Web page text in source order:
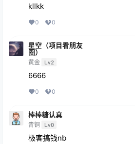
kllkk
0 0
星空（项目看朋友
圈）
黄金 Lv2
6666
0 0
棒棒糖认真
青铜 Lv0
极客搞钱nb